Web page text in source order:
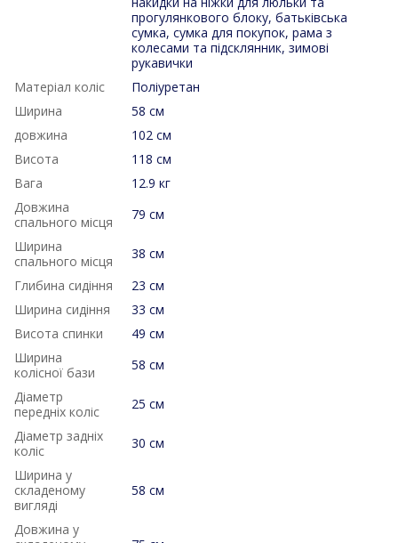
прогулянкового блоку, батьківська
сумка, сумка для покупок, рама з
колесами та підсклянник, зимові
рукавички
Матеріал коліс
Поліуретан
Ширина
58 см
довжина
102 см
Висота
118 см
Вага
12.9 кг
Довжина
спального місця
79 см
Ширина
спального місця
38 см
Глибина сидіння
23 см
Ширина сидіння
33 см
Висота спинки
49 см
Ширина
колісної бази
58 см
Діаметр
передніх коліс
25 см
Діаметр задніх
коліс
30 см
Ширина у
складеному
вигляді
58 см
Довжина у